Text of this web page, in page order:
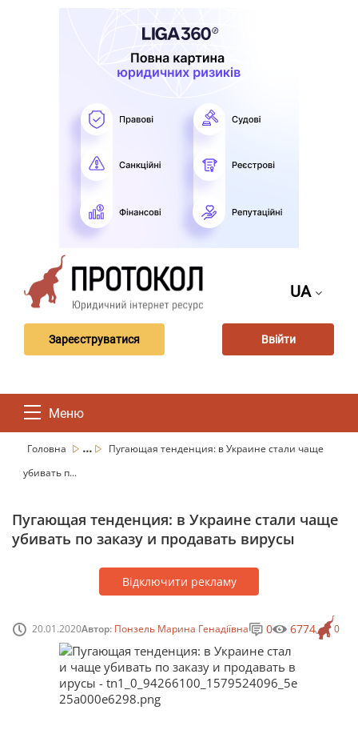
UA
Зареєструватися Ввійти
Меню
Головна ...
Пугающая тенденция: в Украине стали чаще
убивать п...
Пугающая тенденция: в Украине стали чаще
убивать по заказу и продавать вирусы
Відключити рекламу
20.01.2020Автор: Понзель Марина Генадіївна 0
0 6774